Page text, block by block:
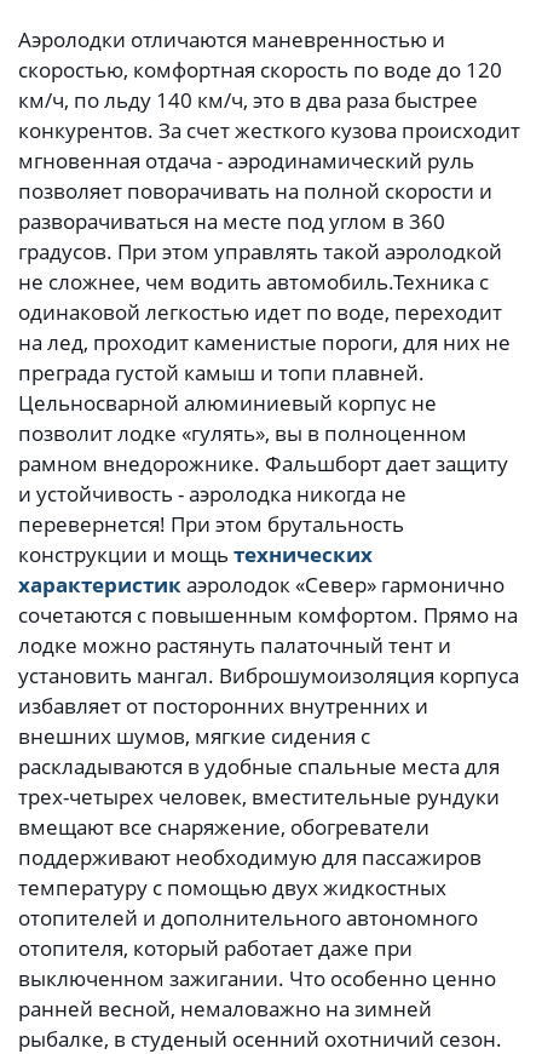
Аэролодки отличаются маневренностью и
скоростью, комфортная скорость по воде до 120
км/ч, по льду 140 км/ч, это в два раза быстрее
конкурентов. За счет жесткого кузова происходит
мгновенная отдача - аэродинамический руль
позволяет поворачивать на полной скорости и
разворачиваться на месте под углом в 360
градусов. При этом управлять такой аэролодкой
не сложнее, чем водить автомобиль.Техника с
одинаковой легкостью идет по воде, переходит
на лед, проходит каменистые пороги, для них не
преграда густой камыш и топи плавней.
Цельносварной алюминиевый корпус не
позволит лодке «гулять», вы в полноценном
рамном внедорожнике. Фальшборт дает защиту
и устойчивость - аэролодка никогда не
перевернется! При этом брутальность
конструкции и мощь технических
характеристикаэролодок «Север» гармонично
сочетаются с повышенным комфортом. Прямо на
лодке можно растянуть палаточный тент и
установить мангал. Виброшумоизоляция корпуса
избавляет от посторонних внутренних и
внешних шумов, мягкие сидения с
раскладываются в удобные спальные места для
трех-четырех человек, вместительные рундуки
вмещают все снаряжение, обогреватели
поддерживают необходимую для пассажиров
температуру с помощью двух жидкостных
отопителей и дополнительного автономного
отопителя, который работает даже при
выключенном зажигании. Что особенно ценно
ранней весной, немаловажно на зимней
рыбалке, в студеный осенний охотничий сезон.